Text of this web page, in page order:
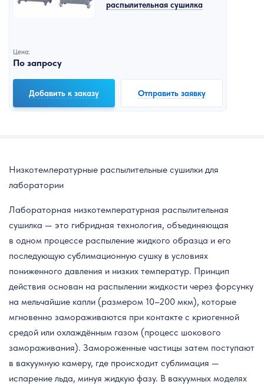
распылительная сушилка
Цена:
По запросу
Добавить к заказу Отправить заявку
Низкотемпературные распылительные сушилки для
лаборатории
Лабораторная низкотемпературная распылительная
сушилка — это гибридная технология, объединяющая
в одном процессе распыление жидкого образца и его
последующую сублимационную сушку в условиях
пониженного давления и низких температур. Принцип
действия основан на распылении жидкости через форсунку
на мельчайшие капли (размером 10–200 мкм), которые
мгновенно замораживаются при контакте с криогенной
средой или охлаждённым газом (процесс шокового
замораживания). Замороженные частицы затем поступают
в вакуумную камеру, где происходит сублимация —
испарение льда, минуя жидкую фазу. В вакуумных моделях